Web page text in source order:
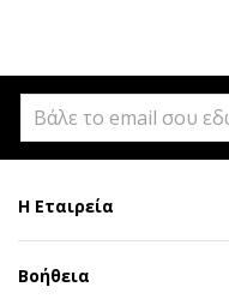
Η Εταιρεία
Βοήθεια